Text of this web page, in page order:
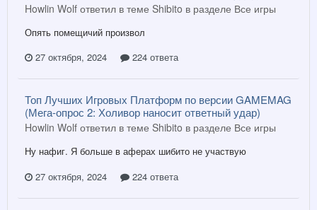
Howlin Wolf ответил в теме Shibito в разделе Все игры
Опять помещичий произвол
27 октября, 2024
224 ответа
Топ Лучших Игровых Платформ по версии GAMEMAG
(Мега-опрос 2: Холивор наносит ответный удар)
Howlin Wolf ответил в теме Shibito в разделе Все игры
Ну нафиг. Я больше в аферах шибито не участвую
27 октября, 2024
224 ответа